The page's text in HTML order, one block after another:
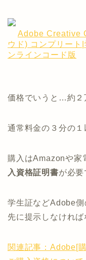
Adobe Creative
ウド) コンプリート
ンラインコード版
価格でいうと…約２
通常料金の３分の１
購入はAmazonや家
入資格証明書が必要
学生証などAdobe
先に提示しなければ
関連記事：Adobe[